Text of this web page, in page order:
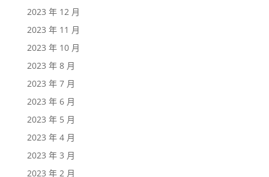
2023 年 12 月
2023 年 11 月
2023 年 10 月
2023 年 8 月
2023 年 7 月
2023 年 6 月
2023 年 5 月
2023 年 4 月
2023 年 3 月
2023 年 2 月